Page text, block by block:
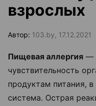
взрослых
Автор: 103.by, 17.12.2021
Пищевая аллергия —
чувствительность
продуктам питания,
система. Острая